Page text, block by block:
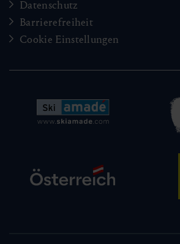
Datenschutz
Barrierefreiheit
Cookie Einstellungen